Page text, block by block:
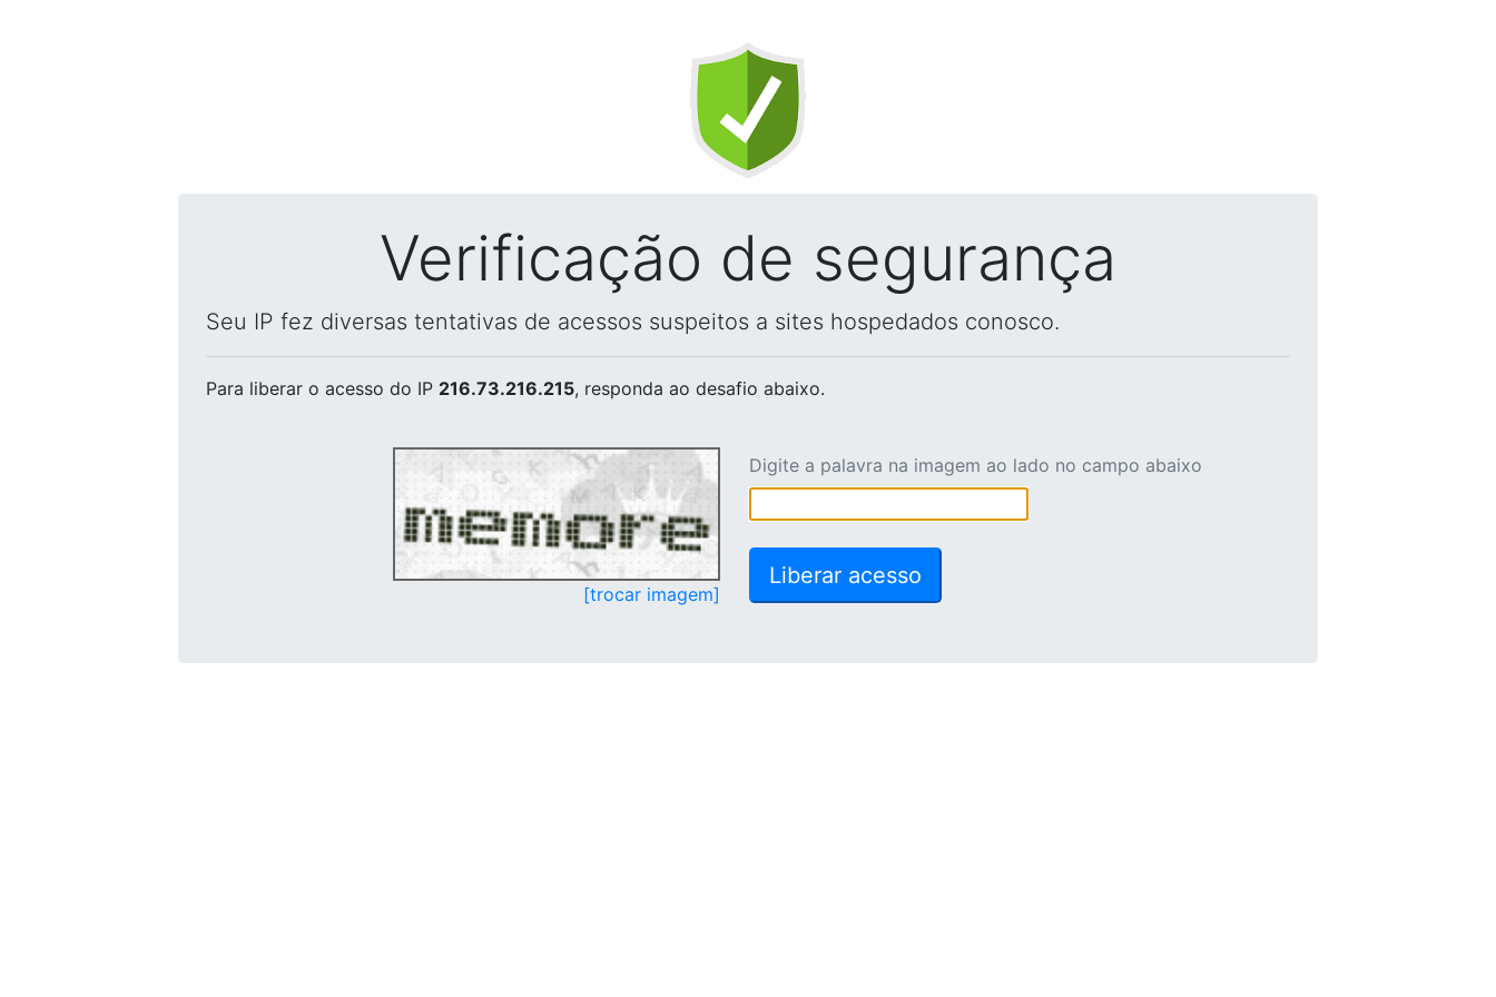
Verificação de segurança
Seu IP fez diversas tentativas de acessos suspeitos a sites hospedados conosco.
Para liberar o acesso do IP 216.73.216.215, responda ao desafio abaixo.
[trocar imagem]
Digite a palavra na imagem ao lado no campo abaixo